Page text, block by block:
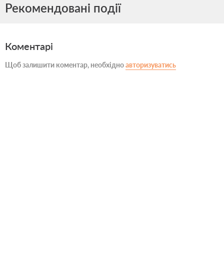
Рекомендовані події
Коментарі
Щоб залишити коментар, необхідноавторизуватись